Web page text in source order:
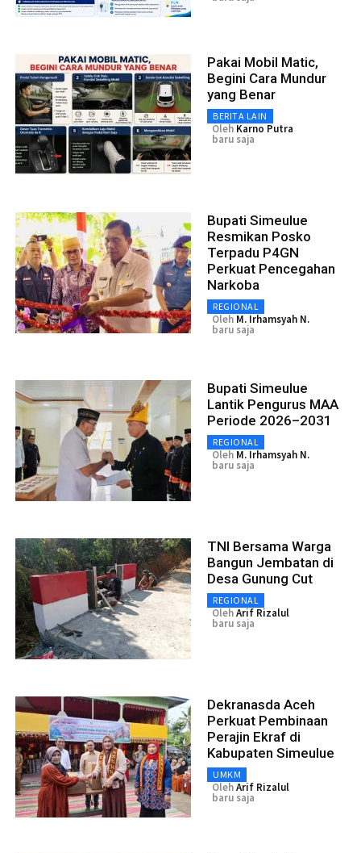
Pakai Mobil Matic,
Begini Cara Mundur
yang Benar
BERITA LAIN
Oleh Karno Putra
baru saja
Bupati Simeulue
Resmikan Posko
Terpadu P4GN
Perkuat Pencegahan
Narkoba
REGIONAL
Oleh M. Irhamsyah N.
baru saja
Bupati Simeulue
Lantik Pengurus MAA
Periode 2026–2031
REGIONAL
Oleh M. Irhamsyah N.
baru saja
TNI Bersama Warga
Bangun Jembatan di
Desa Gunung Cut
REGIONAL
OlehArif Rizalul
baru saja
Dekranasda Aceh
Perkuat Pembinaan
Perajin Ekraf di
Kabupaten Simeulue
UMKM
OlehArif Rizalul
baru saja